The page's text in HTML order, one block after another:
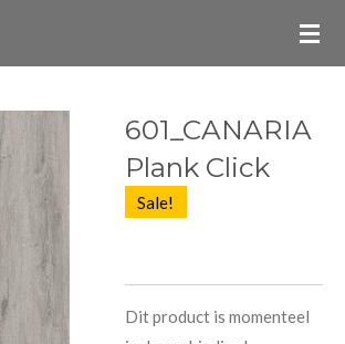
601_CANARIA
Plank Click
Sale!
Dit product is momenteel